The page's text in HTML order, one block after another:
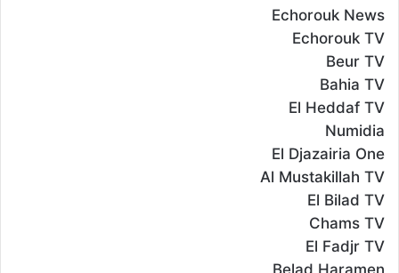
Echorouk News
Echorouk TV
Beur TV
Bahia TV
El Heddaf TV
Numidia
El Djazairia One
Al Mustakillah TV
El Bilad TV
Chams TV
El Fadjr TV